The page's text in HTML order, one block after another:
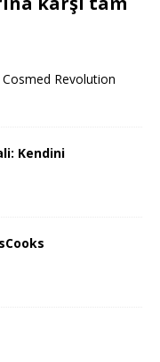
Revolution
Kendini